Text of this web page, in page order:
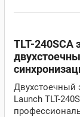
TLT-240SCA
Двухстоечный
Launch TLT-